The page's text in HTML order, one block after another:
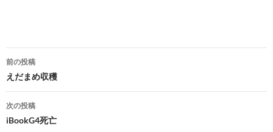
投
稿
ナ
ビ
前の投稿
えだまめ収穫
次の投稿
iBookG4死亡